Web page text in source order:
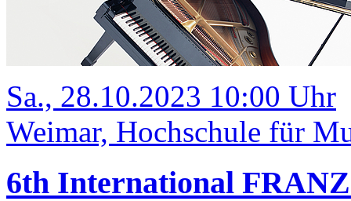
Sa., 28.10.2023 10:00 Uhr
Weimar, Hochschule für
6th International